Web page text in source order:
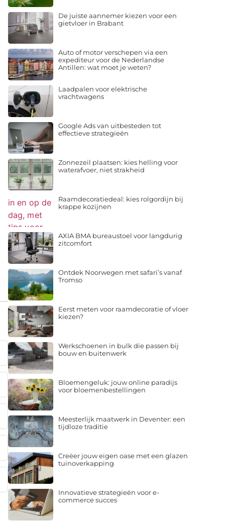
De juiste aannemer kiezen voor een
gietvloer in Brabant
Auto of motor verschepen via een
expediteur voor de Nederlandse
Antillen: wat moet je weten?
Laadpalen voor elektrische
vrachtwagens
Google Ads van uitbesteden tot
effectieve strategieën
Zonnezeil plaatsen: kies helling voor
waterafvoer, niet strakheid
Raamdecoratiedeal: kies rolgordijn bij
krappe kozijnen
AXIA BMA bureaustoel voor langdurig
zitcomfort
Ontdek Noorwegen met safari’s vanaf
Tromso
Eerst meten voor raamdecoratie of vloer
kiezen?
Werkschoenen in bulk die passen bij
bouw en buitenwerk
Bloemengeluk: jouw online paradijs
voor bloemenbestellingen
Meesterlijk maatwerk in Deventer: een
tijdloze traditie
Creëer jouw eigen oase met een glazen
tuinoverkapping
Innovatieve strategieën voor e-
commerce succes